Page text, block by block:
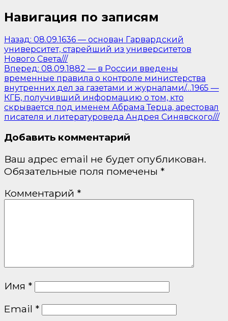
Навигация по записям
Назад: 08.09.1636 — основан Гарвардский
университет, старейший из университетов
Нового Света///
Вперед: 08.09.1882 — в России введены
временные правила о контроле министерства
внутренних дел за газетами и журналами/…1965 —
КГБ, получивший информацию о том, кто
скрывается под именем Абрама Терца, арестовал
писателя и литературоведа Андрея Синявского///
Добавить комментарий
Ваш адрес email не будет опубликован.
Обязательные поля помечены *
Комментарий *
Имя *
Email *